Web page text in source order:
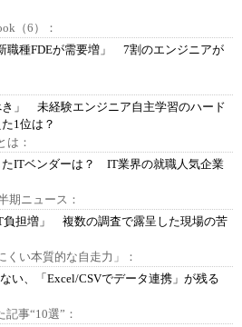
（6）：
職種FDEが需要増」 7割のエンジニアが
」 未経験エンジニア自主学習のハード
1位は？
は：
たITベンダーは？ IT業界の就職人気企業
期ニュース：
負担増」 複数の調査で露呈した現場の苦
い本質的な自走力」：
い、「Excel/CSVでデータ連携」が残る
事“10選”：